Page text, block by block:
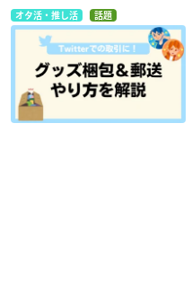
オタ活・推し活 話題